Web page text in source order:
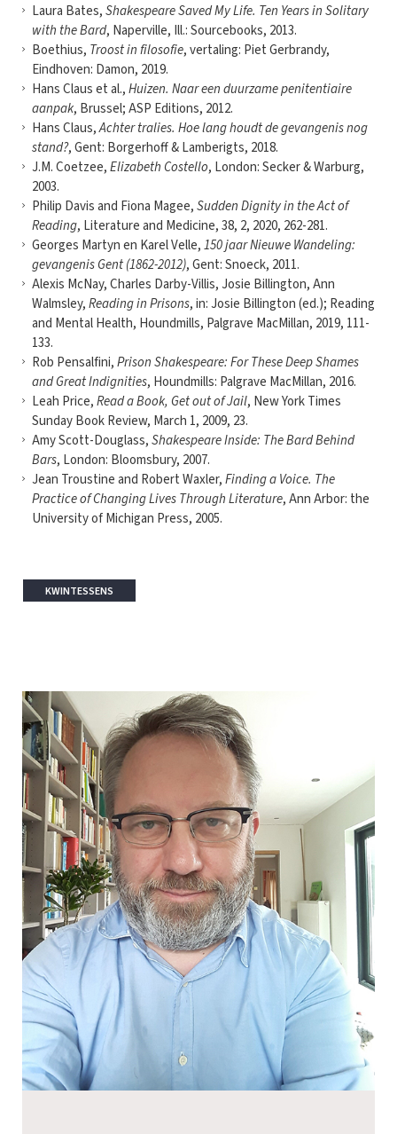
Laura Bates,Shakespeare Saved My Life. Ten Years in Solitary
with the Bard, Naperville, Ill.: Sourcebooks, 2013.
Boethius, Troost in filosofie, vertaling: Piet Gerbrandy,
Eindhoven: Damon, 2019.
Hans Claus et al.,Huizen. Naar een duurzame penitentiaire
aanpak, Brussel; ASP Editions, 2012.
Hans Claus,Achter tralies. Hoe lang houdt de gevangenis nog
stand?, Gent: Borgerhoff & Lamberigts, 2018.
J.M. Coetzee,Elizabeth Costello, London: Secker & Warburg,
2003.
Philip Davis and Fiona Magee,Sudden Dignity in the Act of
Reading, Literature and Medicine, 38, 2, 2020, 262-281.
Georges Martyn en Karel Velle,150 jaar Nieuwe Wandeling:
gevangenis Gent (1862-2012), Gent: Snoeck, 2011.
Alexis McNay, Charles Darby-Villis, Josie Billington, Ann
Walmsley,Reading in Prisons, in: Josie Billington (ed.); Reading
and Mental Health, Houndmills, Palgrave MacMillan, 2019, 111-
133.
Rob Pensalfini,Prison Shakespeare: For These Deep Shames
and Great Indignities, Houndmills: Palgrave MacMillan, 2016.
Leah Price,Read a Book, Get out of Jail, New York Times
Sunday Book Review, March 1, 2009, 23.
Amy Scott-Douglass,Shakespeare Inside: The Bard Behind
Bars, London: Bloomsbury, 2007.
Jean Troustine and Robert Waxler,Finding a Voice. The
Practice of Changing Lives Through Literature, Ann Arbor: the
University of Michigan Press, 2005.
KWINTESSENS